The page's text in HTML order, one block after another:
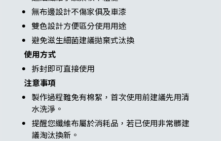
無布邊設計不傷家俱及車漆
雙色設計方便區分使用用途
避免滋生細菌建議拋棄式汰換
使用方式
拆封即可直接使用
注意事項
製作過程難免有棉絮，首次使用前建議先用清
水洗淨。
提醒您纖維布屬於消耗品，若已使用非常髒建
議淘汰換新。